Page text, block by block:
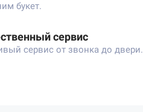
букет.
сервис
сервис от звонка до двери.